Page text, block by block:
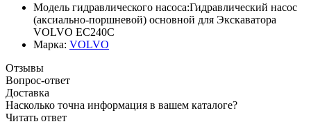
Модель гидравлического насоса:Гидравлический насос
(аксиально-поршневой) основной для Экскаватора
VOLVO EC240C
Марка: VOLVO
Отзывы
Вопрос-ответ
Доставка
Насколько точна информация в вашем каталоге?
Читать ответ